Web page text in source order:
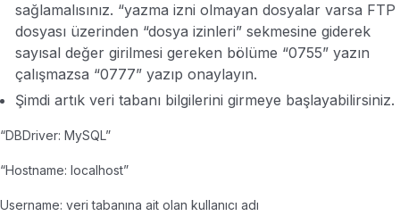
sağlamalısınız. “yazma izni olmayan dosyalar varsa FTP
dosyası üzerinden “dosya izinleri” sekmesine giderek
sayısal değer girilmesi gereken bölüme “0755” yazın
çalışmazsa “0777” yazıp onaylayın.
Şimdi artık veri tabanı bilgilerini girmeye başlayabilirsiniz.
“DBDriver: MySQL”
“Hostname: localhost”
Username: veri tabanına ait olan kullanıcı adı